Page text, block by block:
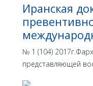
Иранская
№ 1 (104)
представляющей